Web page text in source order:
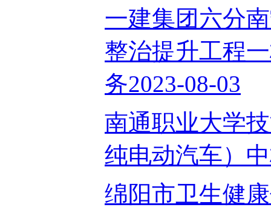
一建集团六分
整治提升工程
务2023-08-03
南通职业大学
纯电动汽车）
绵阳市卫生健